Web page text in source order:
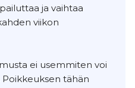
ja vaihtaa
viikon
ei usemmiten voi
Poikkeuksen tähän